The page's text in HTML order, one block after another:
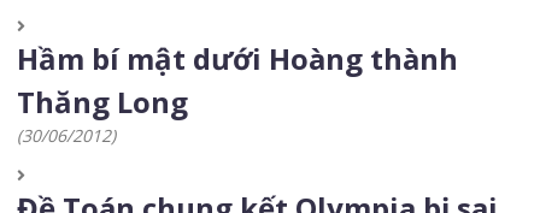
Hầm bí mật dưới Hoàng thành
Thăng Long
(30/06/2012)